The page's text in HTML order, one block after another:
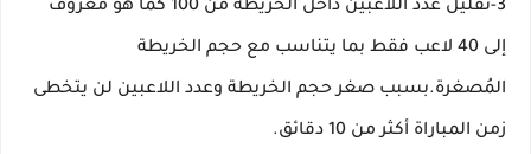
3-تقليل عدد اللاعبين داخل الخريطة من 100 كما هو معروف
إلى 40 لاعب فقط بما يتناسب مع حجم الخريطة
المُصغرة.بسبب صغر حجم الخريطة وعدد اللاعبين لن يتخطى
زمن المباراة أكثر من 10 دقائق.